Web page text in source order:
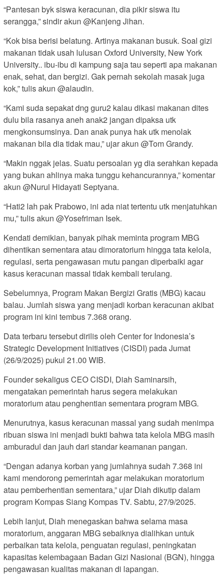
“Pantesan byk siswa keracunan, dia pikir siswa itu
serangga,” sindir akun @Kanjeng Jihan.
“Kok bisa berisi belatung. Artinya makanan busuk. Soal gizi
makanan tidak usah lulusan Oxford University, New York
University.. ibu-ibu di kampung saja tau seperti apa makanan
enak, sehat, dan bergizi. Gak pernah sekolah masak juga
kok,” tulis akun @alaudin.
“Kami suda sepakat dng guru2 kalau dikasi makanan dites
dulu bila rasanya aneh anak2 jangan dipaksa utk
mengkonsumsinya. Dan anak punya hak utk menolak
makanan bila dia tidak mau,” ujar akun @Tom Grandy.
“Makin nggak jelas. Suatu persoalan yg dia serahkan kepada
yang bukan ahlinya maka tunggu kehancurannya,” komentar
akun @Nurul Hidayati Septyana.
“Hati2 lah pak Prabowo, ini ada niat tertentu utk menjatuhkan
mu,” tulis akun @Yosefriman Isek.
Kendati demikian, banyak pihak meminta program MBG
dihentikan sementara atau dimoratorium hingga tata kelola,
regulasi, serta pengawasan mutu pangan diperbaiki agar
kasus keracunan massal tidak kembali terulang.
Sebelumnya, Program Makan Bergizi Gratis (MBG) kacau
balau. Jumlah siswa yang menjadi korban keracunan akibat
program ini kini tembus 7.368 orang.
Data terbaru tersebut dirilis oleh Center for Indonesia’s
Strategic Development Initiatives (CISDI) pada Jumat
(26/9/2025) pukul 21.00 WIB.
Founder sekaligus CEO CISDI, Diah Saminarsih,
mengatakan pemerintah harus segera melakukan
moratorium atau penghentian sementara program MBG.
Menurutnya, kasus keracunan massal yang sudah menimpa
ribuan siswa ini menjadi bukti bahwa tata kelola MBG masih
amburadul dan jauh dari standar keamanan pangan.
“Dengan adanya korban yang jumlahnya sudah 7.368 ini
kami mendorong pemerintah agar melakukan moratorium
atau pemberhentian sementara,” ujar Diah dikutip dalam
program Kompas Siang Kompas TV. Sabtu, 27/9/2025.
Lebih lanjut, Diah menegaskan bahwa selama masa
moratorium, anggaran MBG sebaiknya dialihkan untuk
perbaikan tata kelola, penguatan regulasi, peningkatan
kapasitas kelembagaan Badan Gizi Nasional (BGN), hingga
pengawasan kualitas makanan di lapangan.